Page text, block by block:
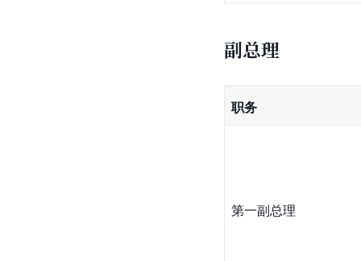
副总理
职务
第一副总理